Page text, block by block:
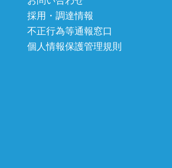
採用・調達情報
不正行為等通報窓口
個人情報保護管理規則